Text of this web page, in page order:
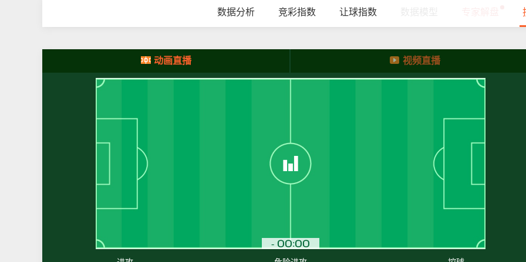
数据分析 竞彩指数 让球指数
动画直播 视频直播